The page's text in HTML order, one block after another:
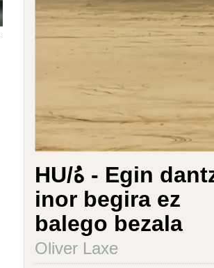
HU/هُ - Egin dantza
inor begira ez
balego bezala
Oliver Laxe